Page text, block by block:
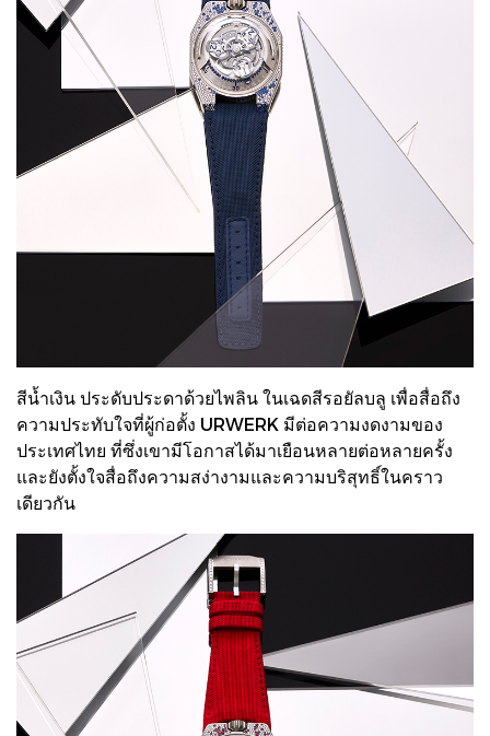
สีน้ำเงิน ประดับประดาด้วยไพลิน ในเฉดสีรอยัลบลู เพื่อสื่อถึง
ความประทับใจที่ผู้ก่อตั้ง URWERK มีต่อความงดงามของ
ประเทศไทย ที่ซึ่งเขามีโอกาสได้มาเยือนหลายต่อหลายครั้ง
และยังตั้งใจสื่อถึงความสง่างามและความบริสุทธิ์ในคราว
เดียวกัน